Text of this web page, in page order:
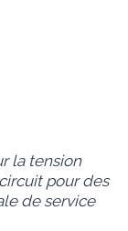
la tension
pour des
de service